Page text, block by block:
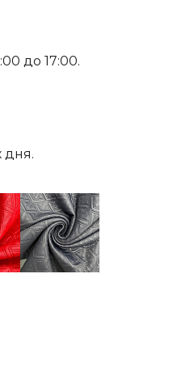
до 17:00.
дня.